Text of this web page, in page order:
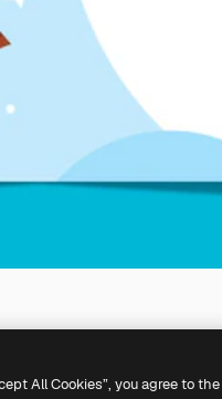
All Cookies”, you agree to